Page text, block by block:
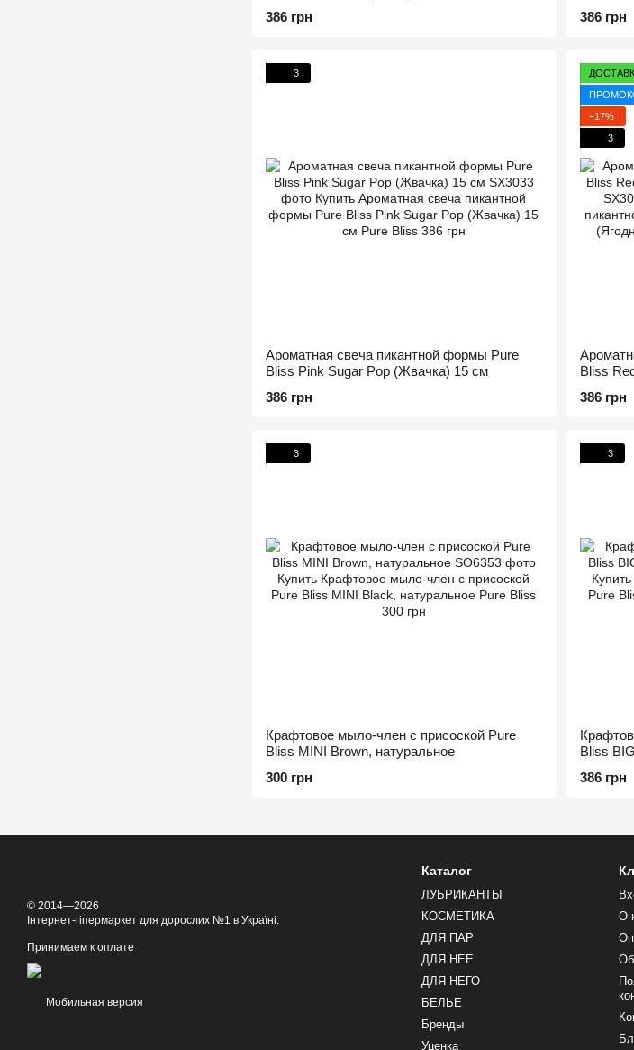
386 грн 386 грн
3
Ароматная свеча пикантной формы Pure
Bliss Pink Sugar Pop (Жвачка) 15 см
386 грн
−17%
3
Bliss
386 грн
3
Крафтовое мыло-член с присоской Pure
Bliss MINI Brown, натуральное
300 грн
3
Bliss
386 грн
© 2014—2026
Інтернет-гіпермаркет для дорослих №1 в Україні.
Принимаем к оплате
Мобильная версия
Каталог
ЛУБРИКАНТЫ
КОСМЕТИКА
ДЛЯ ПАР
ДЛЯ НЕЕ
ДЛЯ НЕГО
БЕЛЬЕ
Бренды
Уценка
О